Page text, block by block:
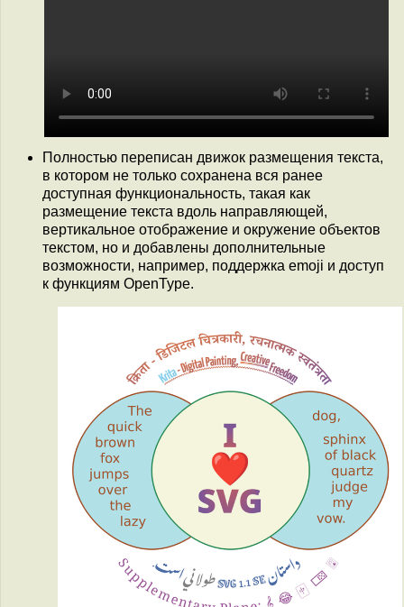
Полностью переписан движок размещения текста,
в котором не только сохранена вся ранее
доступная функциональность, такая как
размещение текста вдоль направляющей,
вертикальное отображение и окружение объектов
текстом, но и добавлены дополнительные
возможности, например, поддержка emoji и доступ
к функциям OpenType.